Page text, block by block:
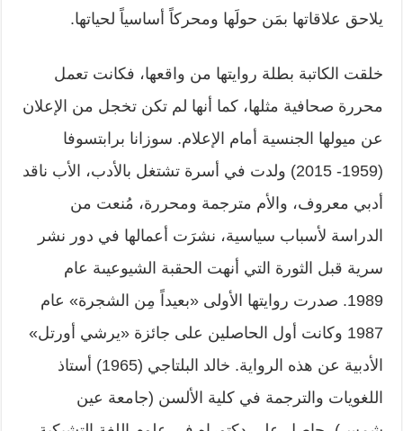
يلاحق علاقاتها بمَن حولَها ومحركاً أساسياً لحياتها.
خلقت الكاتبة بطلة روايتها من واقعها، فكانت تعمل
محررة صحافية مثلها، كما أنها لم تكن تخجل من الإعلان
عن ميولها الجنسية أمام الإعلام. سوزانا برابتسوفا
(1959- 2015) ولدت في أسرة تشتغل بالأدب، الأب ناقد
أدبي معروف، والأم مترجمة ومحررة، مُنعت من
الدراسة لأسباب سياسية، نشرَت أعمالها في دور نشر
سرية قبل الثورة التي أنهت الحقبة الشيوعيىة عام
1989. صدرت روايتها الأولى «بعيداً مِن الشجرة» عام
1987 وكانت أول الحاصلين على جائزة «يرشي أورتل»
الأدبية عن هذه الرواية. خالد البلتاجي (1965) أستاذ
اللغويات والترجمة في كلية الألسن (جامعة عين